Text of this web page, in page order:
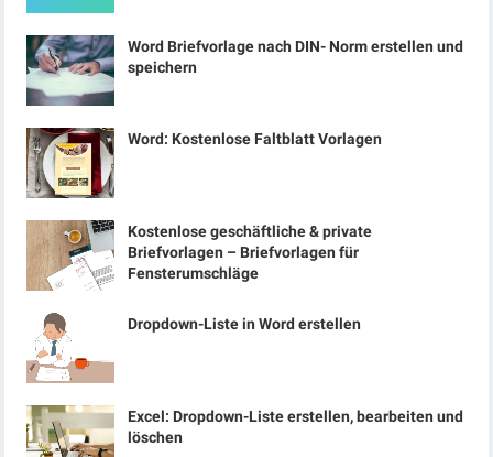
Word Briefvorlage nach DIN- Norm erstellen und
speichern
Word: Kostenlose Faltblatt Vorlagen
Kostenlose geschäftliche & private
Briefvorlagen – Briefvorlagen für
Fensterumschläge
Dropdown-Liste in Word erstellen
Excel: Dropdown-Liste erstellen, bearbeiten und
löschen